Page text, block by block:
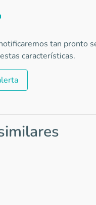
tan pronto
características.